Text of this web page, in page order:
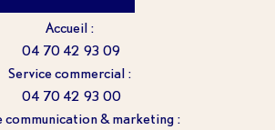
Accueil :
04 70 42 93 09
Service commercial :
04 70 42 93 00
communication & marketing :